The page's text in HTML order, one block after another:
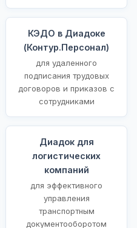
КЭДО в Диадоке
(Контур.Персонал)
для удаленного
подписания трудовых
договоров и приказов с
сотрудниками
Диадок для
логистических
компаний
для эффективного
управления
транспортным
документооборотом